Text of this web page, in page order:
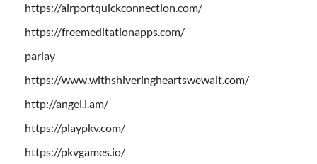
https://airportquickconnection.com/
https://freemeditationapps.com/
parlay
https://www.withshiveringheartswewait.com/
http://angel.i.am/
https://playpkv.com/
https://pkvgames.io/